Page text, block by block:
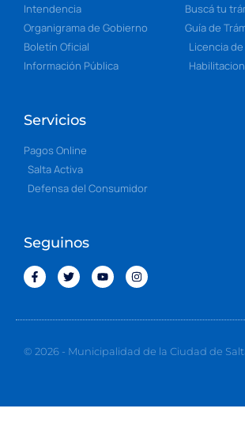
Intendencia
Organigrama de Gobierno
Boletín Oficial
Información Pública
Buscá tu
Guía de
Licencia
Servicios
Pagos Online
Salta Activa
Defensa del Consumidor
Seguinos
© 2026 - Municipalidad de la Ciudad de